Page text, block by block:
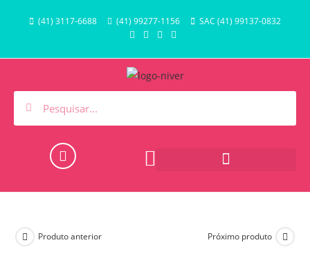
(41) 3117-6688 (41) 99277-1156 SAC (41) 99137-0832
Produto anterior Próximo produto